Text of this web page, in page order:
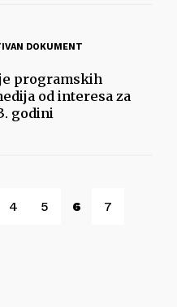
DOKUMENT
programskih
od interesa za
godini
4 5 6 7